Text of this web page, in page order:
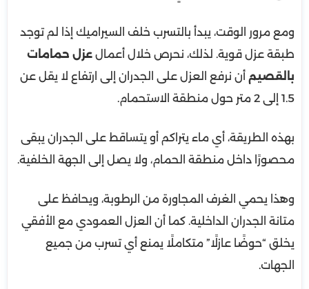
ومع مرور الوقت، يبدأ بالتسرب خلف السيراميك إذا لم توجد
طبقة عزل قوية. لذلك، نحرص خلال أعمال عزل حمامات
بالقصيم أن نرفع العزل على الجدران إلى ارتفاع لا يقل عن
1.5 إلى 2 متر حول منطقة الاستحمام.
بهذه الطريقة، أي ماء يتراكم أو يتساقط على الجدران يبقى
محصورًا داخل منطقة الحمام، ولا يصل إلى الجهة الخلفية.
وهذا يحمي الغرف المجاورة من الرطوبة، ويحافظ على
متانة الجدران الداخلية. كما أن العزل العمودي مع الأفقي
يخلق “حوضًا عازلًا” متكاملًا يمنع أي تسرب من جميع
الجهات.